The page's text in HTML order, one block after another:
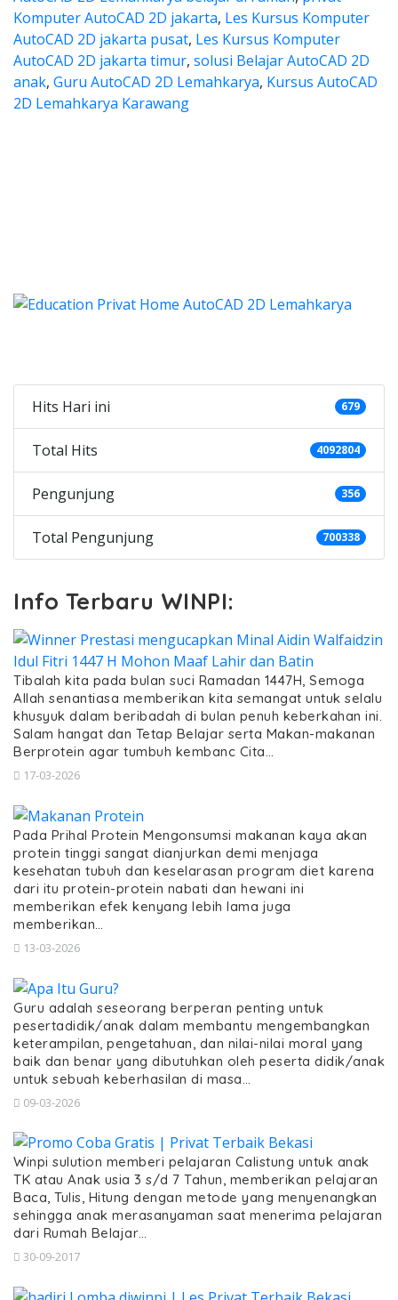
Komputer AutoCAD 2D jakarta, Les Kursus Komputer
AutoCAD 2D jakarta pusat, Les Kursus Komputer
AutoCAD 2D jakarta timur, solusi Belajar AutoCAD 2D
anak, Guru AutoCAD 2D Lemahkarya, Kursus AutoCAD
2D Lemahkarya Karawang
Hits Hari ini 679
Total Hits 4092804
Pengunjung 356
Total Pengunjung 700338
Info Terbaru WINPI:
Tibalah kita pada bulan suci Ramadan 1447H, Semoga
Allah senantiasa memberikan kita semangat untuk selalu
khusyuk dalam beribadah di bulan penuh keberkahan ini.
Salam hangat dan Tetap Belajar serta Makan-makanan
Berprotein agar tumbuh kembanc Cita…
17-03-2026
Pada Prihal Protein Mengonsumsi makanan kaya akan
protein tinggi sangat dianjurkan demi menjaga
kesehatan tubuh dan keselarasan program diet karena
dari itu protein-protein nabati dan hewani ini
memberikan efek kenyang lebih lama juga
memberikan…
13-03-2026
Guru adalah seseorang berperan penting untuk
pesertadidik/anak dalam membantu mengembangkan
keterampilan, pengetahuan, dan nilai-nilai moral yang
baik dan benar yang dibutuhkan oleh peserta didik/anak
untuk sebuah keberhasilan di masa…
09-03-2026
Winpi sulution memberi pelajaran Calistung untuk anak
TK atau Anak usia 3 s/d 7 Tahun, memberikan pelajaran
Baca, Tulis, Hitung dengan metode yang menyenangkan
sehingga anak merasanyaman saat menerima pelajaran
dari Rumah Belajar…
30-09-2017